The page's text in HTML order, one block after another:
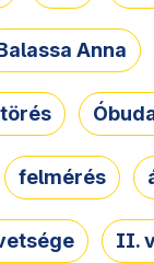
Anna
felmérés
II.